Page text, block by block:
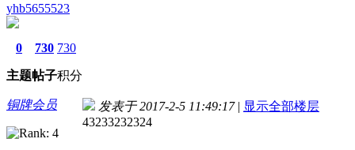
yhb5655523
0
主题
730
帖子
730
积分
铜牌会员 发表于 2017-2-5 11:49:17 | 显示全部楼层
43233232324